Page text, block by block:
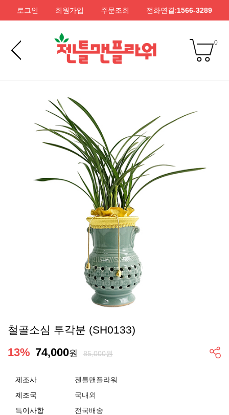
로그인 회원가입 주문조회 전화연결:1566-3289
0
철골소심 투각분 (SH0133)
13% 74,000원 85,000원
제조사
젠틀맨플라워
제조국
국내외
특이사항
전국배송